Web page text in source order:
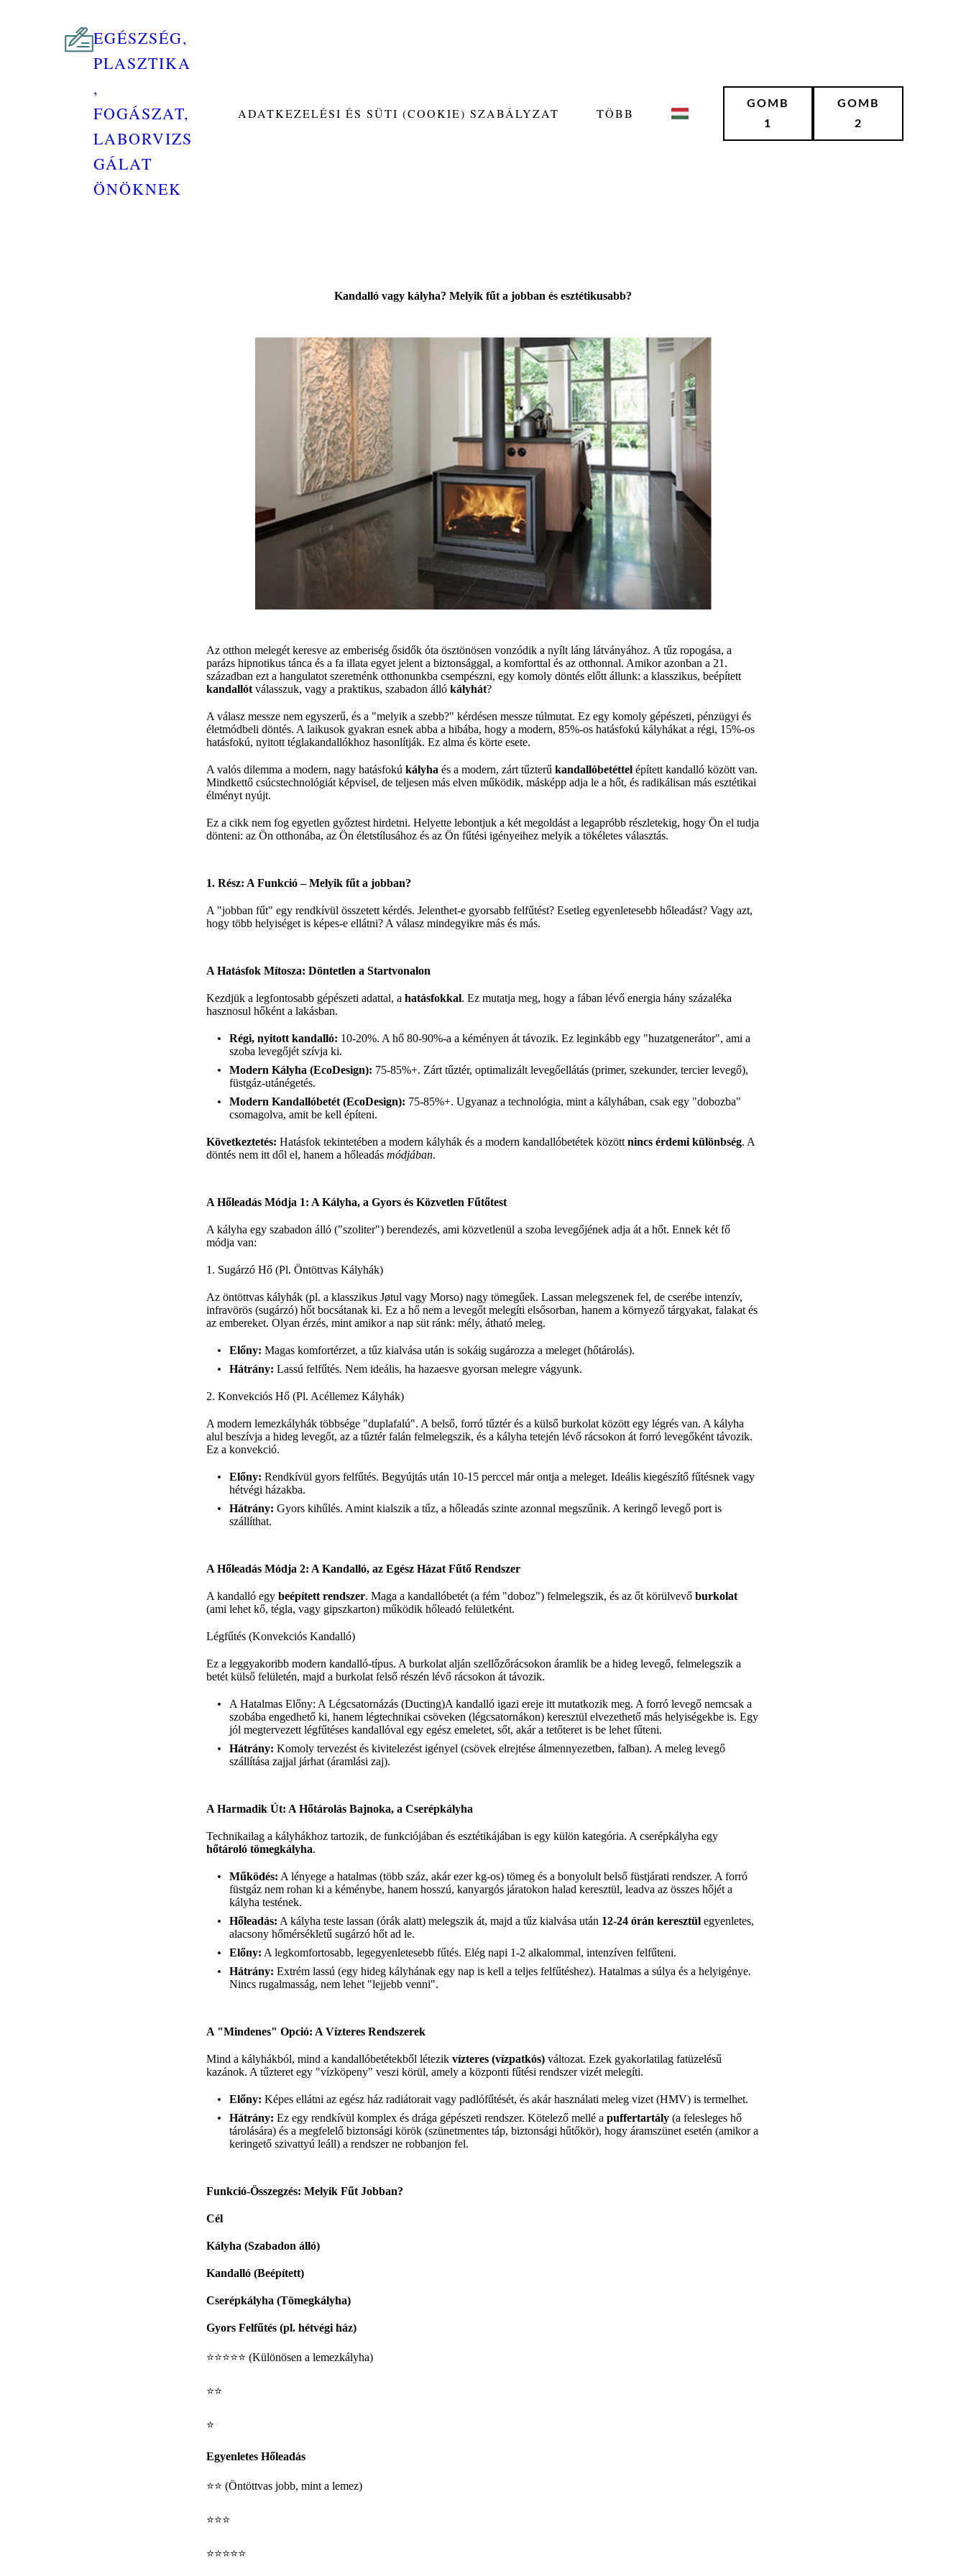
EGÉSZSÉG,
PLASZTIKA
,
FOGÁSZAT,
LABORVIZS
GÁLAT
ÖNÖKNEK
ADATKEZELÉSI ÉS SÜTI (COOKIE) SZABÁLYZAT TÖBB
GOMB
1
GOMB
2
Kandalló vagy kályha? Melyik fűt a jobban és esztétikusabb?
Az otthon melegét keresve az emberiség ősidők óta ösztönösen vonzódik a nyílt láng látványához. A tűz ropogása, a
parázs hipnotikus tánca és a fa illata egyet jelent a biztonsággal, a komforttal és az otthonnal. Amikor azonban a 21.
században ezt a hangulatot szeretnénk otthonunkba csempészni, egy komoly döntés előtt állunk: a klasszikus, beépített
kandallót válasszuk, vagy a praktikus, szabadon álló kályhát?
A válasz messze nem egyszerű, és a "melyik a szebb?" kérdésen messze túlmutat. Ez egy komoly gépészeti, pénzügyi és
életmódbeli döntés. A laikusok gyakran esnek abba a hibába, hogy a modern, 85%-os hatásfokú kályhákat a régi, 15%-os
hatásfokú, nyitott téglakandallókhoz hasonlítják. Ez alma és körte esete.
A valós dilemma a modern, nagy hatásfokú kályha és a modern, zárt tűzterű kandallóbetéttel épített kandalló között van.
Mindkettő csúcstechnológiát képvisel, de teljesen más elven működik, másképp adja le a hőt, és radikálisan más esztétikai
élményt nyújt.
Ez a cikk nem fog egyetlen győztest hirdetni. Helyette lebontjuk a két megoldást a legapróbb részletekig, hogy Ön el tudja
dönteni: az Ön otthonába, az Ön életstílusához és az Ön fűtési igényeihez melyik a tökéletes választás.
1. Rész: A Funkció – Melyik fűt a jobban?
A "jobban fűt" egy rendkívül összetett kérdés. Jelenthet-e gyorsabb felfűtést? Esetleg egyenletesebb hőleadást? Vagy azt,
hogy több helyiséget is képes-e ellátni? A válasz mindegyikre más és más.
A Hatásfok Mítosza: Döntetlen a Startvonalon
Kezdjük a legfontosabb gépészeti adattal, a hatásfokkal. Ez mutatja meg, hogy a fában lévő energia hány százaléka
hasznosul hőként a lakásban.
Régi, nyitott kandalló: 10-20%. A hő 80-90%-a a kéményen át távozik. Ez leginkább egy "huzatgenerátor", ami a
szoba levegőjét szívja ki.
Modern Kályha (EcoDesign): 75-85%+. Zárt tűztér, optimalizált levegőellátás (primer, szekunder, tercier levegő),
füstgáz-utánégetés.
Modern Kandallóbetét (EcoDesign): 75-85%+. Ugyanaz a technológia, mint a kályhában, csak egy "dobozba"
csomagolva, amit be kell építeni.
Következtetés: Hatásfok tekintetében a modern kályhák és a modern kandallóbetétek között nincs érdemi különbség. A
döntés nem itt dől el, hanem a hőleadás módjában.
A Hőleadás Módja 1: A Kályha, a Gyors és Közvetlen Fűtőtest
A kályha egy szabadon álló ("szoliter") berendezés, ami közvetlenül a szoba levegőjének adja át a hőt. Ennek két fő
módja van:
1. Sugárzó Hő (Pl. Öntöttvas Kályhák)
Az öntöttvas kályhák (pl. a klasszikus Jøtul vagy Morso) nagy tömegűek. Lassan melegszenek fel, de cserébe intenzív,
infravörös (sugárzó) hőt bocsátanak ki. Ez a hő nem a levegőt melegíti elsősorban, hanem a környező tárgyakat, falakat és
az embereket. Olyan érzés, mint amikor a nap süt ránk: mély, átható meleg.
Előny: Magas komfortérzet, a tűz kialvása után is sokáig sugározza a meleget (hőtárolás).
Hátrány: Lassú felfűtés. Nem ideális, ha hazaesve gyorsan melegre vágyunk.
2. Konvekciós Hő (Pl. Acéllemez Kályhák)
A modern lemezkályhák többsége "duplafalú". A belső, forró tűztér és a külső burkolat között egy légrés van. A kályha
alul beszívja a hideg levegőt, az a tűztér falán felmelegszik, és a kályha tetején lévő rácsokon át forró levegőként távozik.
Ez a konvekció.
Előny: Rendkívül gyors felfűtés. Begyújtás után 10-15 perccel már ontja a meleget. Ideális kiegészítő fűtésnek vagy
hétvégi házakba.
Hátrány: Gyors kihűlés. Amint kialszik a tűz, a hőleadás szinte azonnal megszűnik. A keringő levegő port is
szállíthat.
A Hőleadás Módja 2: A Kandalló, az Egész Házat Fűtő Rendszer
A kandalló egy beépített rendszer. Maga a kandallóbetét (a fém "doboz") felmelegszik, és az őt körülvevő burkolat
(ami lehet kő, tégla, vagy gipszkarton) működik hőleadó felületként.
Légfűtés (Konvekciós Kandalló)
Ez a leggyakoribb modern kandalló-típus. A burkolat alján szellőzőrácsokon áramlik be a hideg levegő, felmelegszik a
betét külső felületén, majd a burkolat felső részén lévő rácsokon át távozik.
A Hatalmas Előny: A Légcsatornázás (Ducting)A kandalló igazi ereje itt mutatkozik meg. A forró levegő nemcsak a
szobába engedhető ki, hanem légtechnikai csöveken (légcsatornákon) keresztül elvezethető más helyiségekbe is. Egy
jól megtervezett légfűtéses kandallóval egy egész emeletet, sőt, akár a tetőteret is be lehet fűteni.
Hátrány: Komoly tervezést és kivitelezést igényel (csövek elrejtése álmennyezetben, falban). A meleg levegő
szállítása zajjal járhat (áramlási zaj).
A Harmadik Út: A Hőtárolás Bajnoka, a Cserépkályha
Technikailag a kályhákhoz tartozik, de funkciójában és esztétikájában is egy külön kategória. A cserépkályha egy
hőtároló tömegkályha.
Működés: A lényege a hatalmas (több száz, akár ezer kg-os) tömeg és a bonyolult belső füstjárati rendszer. A forró
füstgáz nem rohan ki a kéménybe, hanem hosszú, kanyargós járatokon halad keresztül, leadva az összes hőjét a
kályha testének.
Hőleadás: A kályha teste lassan (órák alatt) melegszik át, majd a tűz kialvása után 12-24 órán keresztül egyenletes,
alacsony hőmérsékletű sugárzó hőt ad le.
Előny: A legkomfortosabb, legegyenletesebb fűtés. Elég napi 1-2 alkalommal, intenzíven felfűteni.
Hátrány: Extrém lassú (egy hideg kályhának egy nap is kell a teljes felfűtéshez). Hatalmas a súlya és a helyigénye.
Nincs rugalmasság, nem lehet "lejjebb venni".
A "Mindenes" Opció: A Vízteres Rendszerek
Mind a kályhákból, mind a kandallóbetétekből létezik vízteres (vízpatkós) változat. Ezek gyakorlatilag fatüzelésű
kazánok. A tűzteret egy "vízköpeny" veszi körül, amely a központi fűtési rendszer vizét melegíti.
Előny: Képes ellátni az egész ház radiátorait vagy padlófűtését, és akár használati meleg vizet (HMV) is termelhet.
Hátrány: Ez egy rendkívül komplex és drága gépészeti rendszer. Kötelező mellé a puffertartály (a felesleges hő
tárolására) és a megfelelő biztonsági körök (szünetmentes táp, biztonsági hűtőkör), hogy áramszünet esetén (amikor a
keringető szivattyú leáll) a rendszer ne robbanjon fel.
Funkció-Összegzés: Melyik Fűt Jobban?
Cél
Kályha (Szabadon álló)
Kandalló (Beépített)
Cserépkályha (Tömegkályha)
Gyors Felfűtés (pl. hétvégi ház)
⭐⭐⭐⭐⭐ (Különösen a lemezkályha)
⭐⭐
⭐
Egyenletes Hőleadás
⭐⭐ (Öntöttvas jobb, mint a lemez)
⭐⭐⭐
⭐⭐⭐⭐⭐